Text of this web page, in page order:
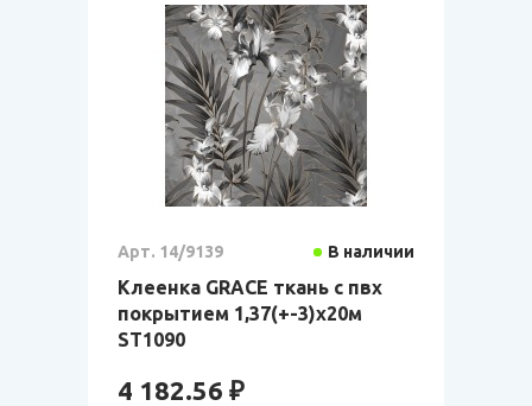
Арт. 14/9139 В наличии
Клеенка GRACE ткань с пвх
покрытием 1,37(+-3)х20м
ST1090
4 182.56 ₽